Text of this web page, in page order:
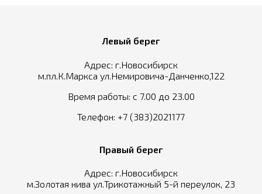
Левый берег
Адрес: г.Новосибирск
м.пл.К.Маркса ул.Немировича-Данченко,122
Время работы: с 7.00 до 23.00
Телефон: +7 (383)2021177
Правый берег
Адрес: г.Новосибирск
м.Золотая нива ул.Трикотажный 5-й переулок, 23